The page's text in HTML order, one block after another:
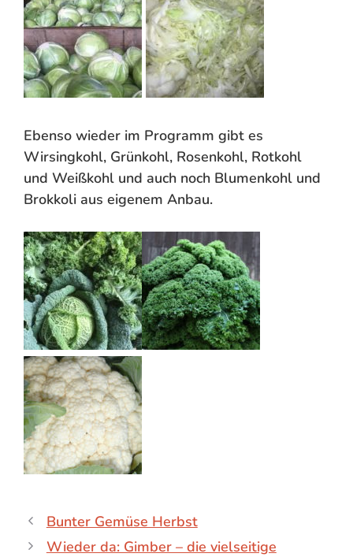
Ebenso wieder im Programm gibt es
Wirsingkohl, Grünkohl, Rosenkohl, Rotkohl
und Weißkohl und auch noch Blumenkohl und
Brokkoli aus eigenem Anbau.
Bunter Gemüse Herbst
Wieder da: Gimber – die vielseitige